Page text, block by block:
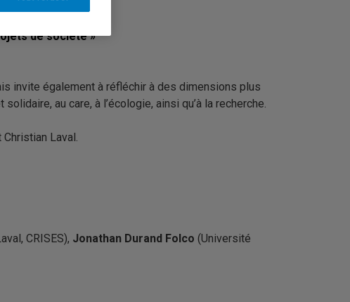
de société »
invite également à réfléchir à des dimensions plus
au care, à l’écologie, ainsi qu’à la recherche.
Laval.
, CRISES), Jonathan Durand Folco (Université